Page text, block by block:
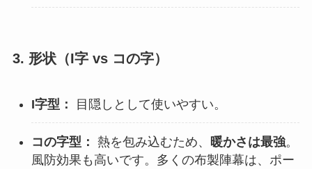
3. 形状（I字 vs コの字）
I字型： 目隠しとして使いやすい。
コの字型： 熱を包み込むため、 暖かさは最強。
風防効果も高いです。多くの布製陣幕は、ポー